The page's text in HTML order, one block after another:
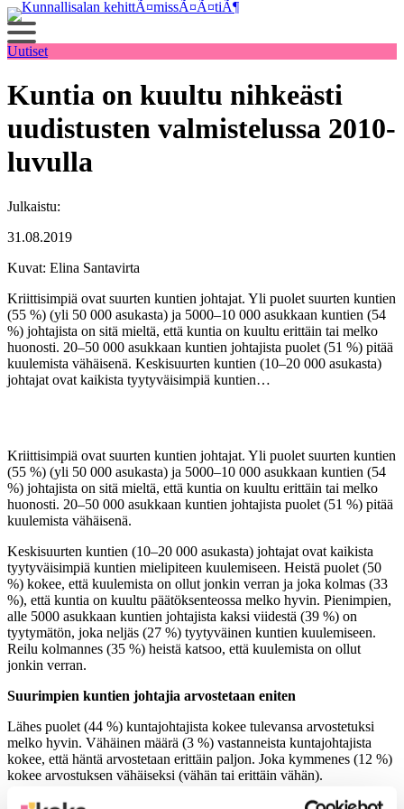
Siirry
sisältöön
Uutiset
Kuntia on kuultu nihkeästi
uudistusten valmistelussa 2010-
luvulla
Julkaistu:
31.08.2019
Kuvat: Elina Santavirta
Kriittisimpiä ovat suurten kuntien johtajat. Yli puolet suurten kuntien
(55 %) (yli 50 000 asukasta) ja 5000–10 000 asukkaan kuntien (54
%) johtajista on sitä mieltä, että kuntia on kuultu erittäin tai melko
huonosti. 20–50 000 asukkaan kuntien johtajista puolet (51 %) pitää
kuulemista vähäisenä. Keskisuurten kuntien (10–20 000 asukasta)
johtajat ovat kaikista tyytyväisimpiä kuntien…
Kriittisimpiä ovat suurten kuntien johtajat. Yli puolet suurten kuntien
(55 %) (yli 50 000 asukasta) ja 5000–10 000 asukkaan kuntien (54
%) johtajista on sitä mieltä, että kuntia on kuultu erittäin tai melko
huonosti. 20–50 000 asukkaan kuntien johtajista puolet (51 %) pitää
kuulemista vähäisenä.
Keskisuurten kuntien (10–20 000 asukasta) johtajat ovat kaikista
tyytyväisimpiä kuntien mielipiteen kuulemiseen. Heistä puolet (50
%) kokee, että kuulemista on ollut jonkin verran ja joka kolmas (33
%), että kuntia on kuultu päätöksenteossa melko hyvin. Pienimpien,
alle 5000 asukkaan kuntien johtajista kaksi viidestä (39 %) on
tyytymätön, joka neljäs (27 %) tyytyväinen kuntien kuulemiseen.
Reilu kolmannes (35 %) heistä katsoo, että kuulemista on ollut
jonkin verran.
Suurimpien kuntien johtajia arvostetaan eniten
Lähes puolet (44 %) kuntajohtajista kokee tulevansa arvostetuksi
melko hyvin. Vähäinen määrä (3 %) vastanneista kuntajohtajista
kokee, että häntä arvostetaan erittäin paljon. Joka kymmenes (12 %)
kokee arvostuksen vähäiseksi (vähän tai erittäin vähän).
Suurimpien kuntien johtajat kokevat selvästi enemmän arvostusta